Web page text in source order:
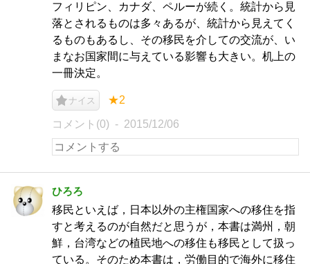
フィリピン、カナダ、ペルーが続く。統計から見
落とされるものは多々あるが、統計から見えてく
るものもあるし、その移民を介しての交流が、い
まなお国家間に与えている影響も大きい。机上の
一冊決定。
ナイス ★2
コメント(0) 2015/12/06
ひろろ
移民といえば，日本以外の主権国家への移住を指
すと考えるのが自然だと思うが，本書は満州，朝
鮮，台湾などの植民地への移住も移民として扱っ
ている。そのため本書は，労働目的で海外に移住